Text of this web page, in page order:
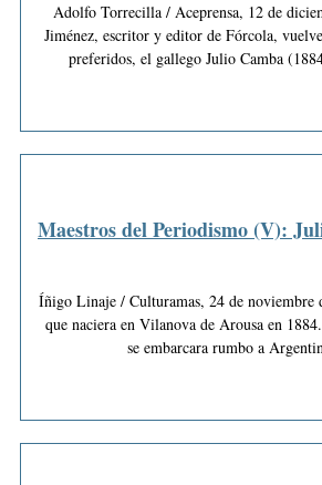
Adolfo Torrecilla / Aceprensa, 12 de
Jiménez, escritor y editor de Fórcola,
preferidos, el gallego Julio Camba
Maestros del Periodismo (V):
Íñigo Linaje / Culturamas, 24 de noviembre
que naciera en Vilanova de Arousa en
se embarcara rumbo a